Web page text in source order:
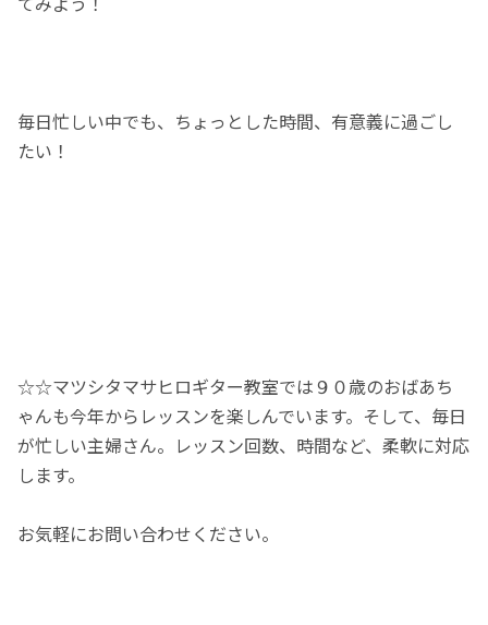
毎日忙しい中でも、ちょっとした時間、有意義に過ごし
たい！
☆☆マツシタマサヒロギター教室では９０歳のおばあち
ゃんも今年からレッスンを楽しんでいます。そして、毎日
が忙しい主婦さん。レッスン回数、時間など、柔軟に対応
します。
お気軽にお問い合わせください。